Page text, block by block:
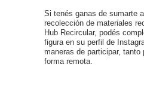
Si tenés ganas de sumarte
recolección de materiales
Hub Recircular, podés
figura en su perfil de
maneras de participar,
forma remota.